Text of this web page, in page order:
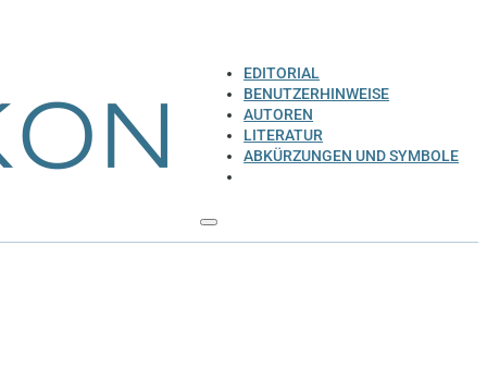
EDITORIAL
BENUTZERHINWEISE
AUTOREN
LITERATUR
ABKÜRZUNGEN UND SYMBOLE